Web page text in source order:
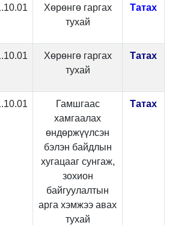
Хөрөнгө гаргах
тухай
Татах
Хөрөнгө гаргах
тухай
Татах
Гамшгаас
хамгаалах
өндөржүүлсэн
бэлэн байдлын
хугацааг сунгаж,
зохион
байгуулалтын
арга хэмжээ авах
тухай
Татах